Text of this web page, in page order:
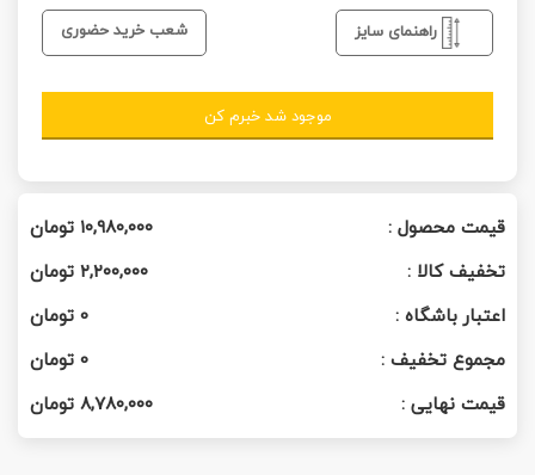
راهنمای سایز شعب خرید حضوری
موجود شد خبرم کن
قیمت محصول : ۱۰,۹۸۰,۰۰۰ تومان
تخفیف کالا :
۲,۲۰۰,۰۰۰تومان
اعتبار باشگاه :
0تومان
مجموع تخفیف :
0تومان
قیمت نهایی :
۸,۷۸۰,۰۰۰تومان